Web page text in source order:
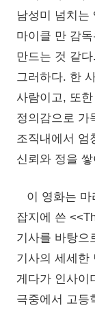
남성미 넘치는
마이클 만 감
만드는 것 같
그러하다. 한
사람이고, 또
정의감으로 가
조직내에서 엄
신뢰와 정을
이 영화는 마
잡지에 쓴
기사를 바탕으
기사의 세세한
게다가 인사이
극중에서 고등